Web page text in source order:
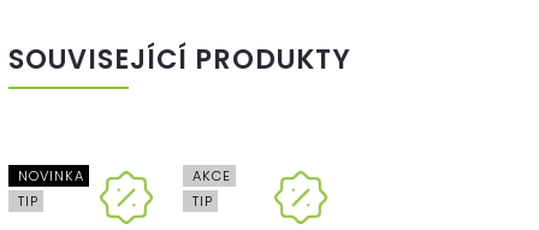
SOUVISEJÍCÍ PRODUKTY
NOVINKA
TIP
AKCE
TIP